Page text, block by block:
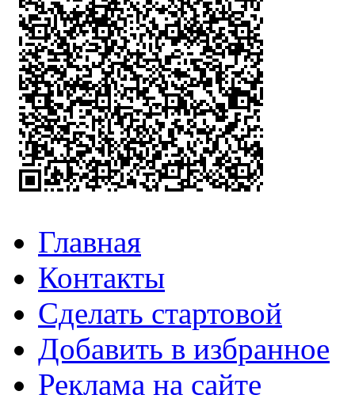
Главная
Контакты
Сделать стартовой
Добавить в избранное
Реклама на сайте